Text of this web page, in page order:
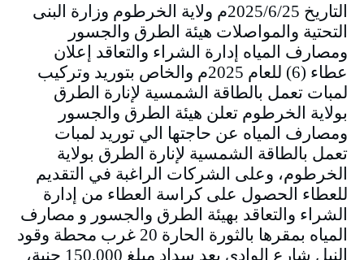
التاريخ 2025/6/25م ولاية الخرطوم وزارة البنى
التحتية والمواصلات هيئة الطرق والجسور
ومصارف المياه إدارة الشراء والتعاقد إعلان
عطاء (6) للعام 2025م والخاص بتوريد وتركيب
لمبات تعمل بالطاقة الشمسية لإنارة الطرق
بولاية الخرطوم تعلن هيئة الطرق والجسور
ومصارف المياه عن حاجتها الي توريد لمبات
تعمل بالطاقة الشمسية لإنارة الطرق بولاية
الخرطوم، وعلى الشركات الراغبة في التقديم
للعطاء الحصول على كراسة العطاء من إدارة
الشراء والتعاقد بهيئة الطرق والجسور و مصارف
المياه بمقرها بالثورة الحارة 20 غرب محطة وقود
النيل شارع الوادي بعد سداد مبلغ 150.000 جنية،